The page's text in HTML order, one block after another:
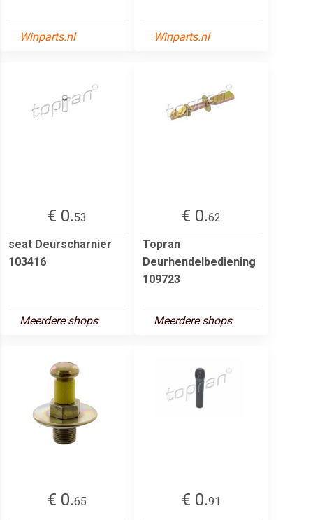
Winparts.nl Winparts.nl
€ 0.53
seat Deurscharnier
103416
Meerdere shops
€ 0.62
Topran
Deurhendelbediening
109723
Meerdere shops
€ 0.65
€ 0.91